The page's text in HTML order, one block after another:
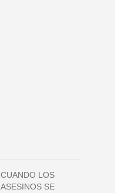
CUANDO LOS
ASESINOS SE